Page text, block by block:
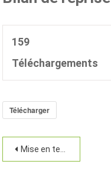
159
Téléchargements
Télécharger
Mise en terre